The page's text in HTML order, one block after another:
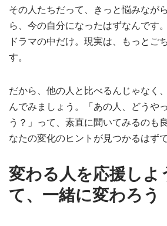
その人たちだって、きっと悩みなが
ら、今の自分になったはずなんです
ドラマの中だけ。現実は、もっとご
す。
だから、他の人と比べるんじゃなく
んでみましょう。「あの人、どうや
う？」って、素直に聞いてみるのも
なたの変化のヒントが見つかるはずで
変わる人を応援しよ
て、一緒に変わろう